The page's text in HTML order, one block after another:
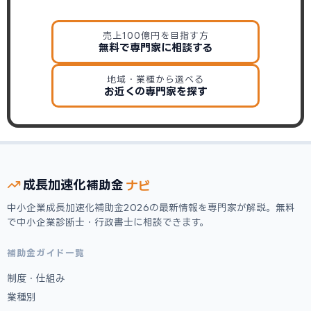
売上100億円を目指す方
無料で専門家に相談する
地域・業種から選べる
お近くの専門家を探す
成長加速化補助金 ナビ
中小企業成長加速化補助金2026の最新情報を専門家が解説。無料
で中小企業診断士・行政書士に相談できます。
補助金ガイド一覧
制度・仕組み
業種別